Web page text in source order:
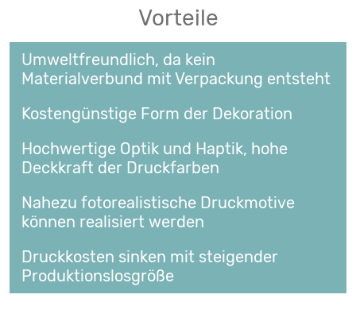
Vorteile
Umweltfreundlich, da kein
Materialverbund mit Verpackung entsteht
Kostengünstige Form der Dekoration
Hochwertige Optik und Haptik, hohe
Deckkraft der Druckfarben
Nahezu fotorealistische Druckmotive
können realisiert werden
Druckkosten sinken mit steigender
Produktionslosgröße